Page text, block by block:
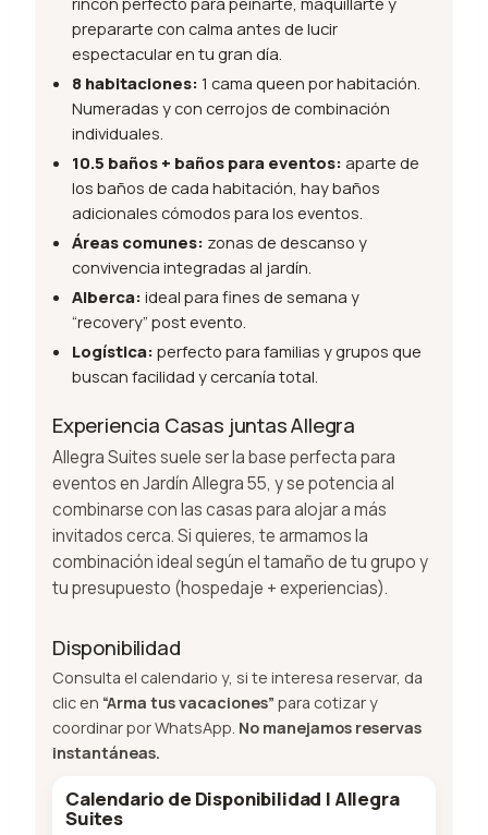
prepararte con calma antes de lucir
espectacular en tu gran día.
8 habitaciones: 1 cama queen por habitación.
Numeradas y con cerrojos de combinación
individuales.
10.5 baños + baños para eventos: aparte de
los baños de cada habitación, hay baños
adicionales cómodos para los eventos.
Áreas comunes: zonas de descanso y
convivencia integradas al jardín.
Alberca: ideal para fines de semana y
“recovery” post evento.
Logística: perfecto para familias y grupos que
buscan facilidad y cercanía total.
Experiencia Casas juntas Allegra
Allegra Suites suele ser la base perfecta para
eventos en Jardín Allegra 55, y se potencia al
combinarse con las casas para alojar a más
invitados cerca. Si quieres, te armamos la
combinación ideal según el tamaño de tu grupo y
tu presupuesto (hospedaje + experiencias).
Disponibilidad
Consulta el calendario y, si te interesa reservar, da
clic en “Arma tus vacaciones” para cotizar y
coordinar por WhatsApp. No manejamos reservas
instantáneas.
Calendario de Disponibilidad | Allegra
Suites